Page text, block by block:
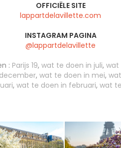
OFFICIËLE SITE
lappartdelavillette.com
INSTAGRAM PAGINA
@lappartdelavillette
: Parijs 19, wat te doen in juli, wat
, wat te doen in mei,
, wat te doen in februari, wat